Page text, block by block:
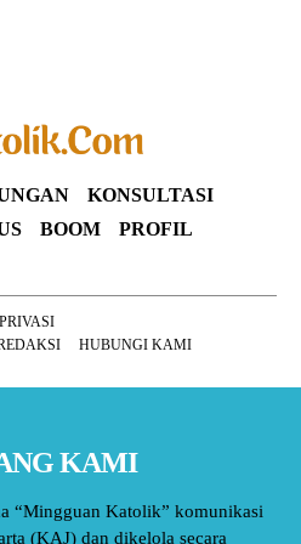
KONSULTASI
BOOM
PROFIL
HUBUNGI KAMI
KAMI
“Mingguan Katolik” komunikasi
(KAJ) dan dikelola secara